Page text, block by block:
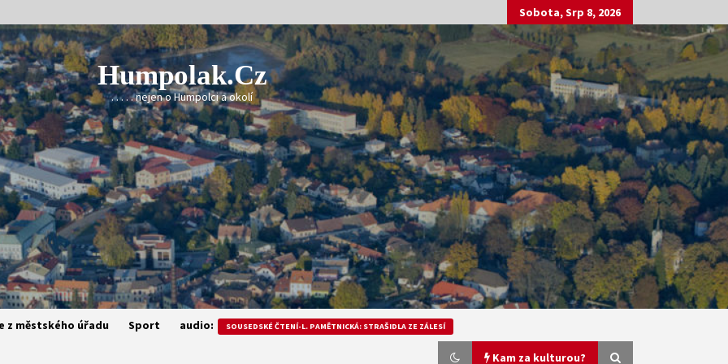
Sobota, Srp 8, 2026
Humpolak.cz
. . . . . nejen o Humpolci a okolí
z městského úřadu Sport audio: SOUSEDSKÉ ČTENÍ-L. PAMĚTNICKÁ: STRAŠIDLA ZE ZÁLESÍ
Kam za kulturou?